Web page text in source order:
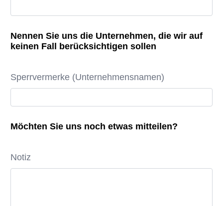
Nennen Sie uns die Unternehmen, die wir auf
keinen Fall berücksichtigen sollen
Sperrvermerke (Unternehmensnamen)
Möchten Sie uns noch etwas mitteilen?
Notiz